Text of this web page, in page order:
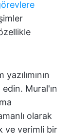
edin. Mural'ın
olarak
ve verimli bir